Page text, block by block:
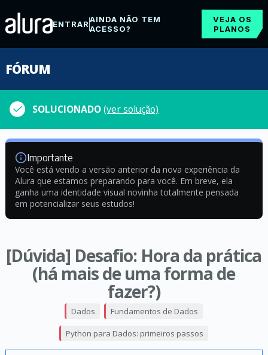
ENTRARAINDA NÃO TEM
ACESSO?
VEJA OS
PLANOS
FÓRUM
SOLUCIONADO(ver solução)
Importante
Você está vendo a versão anterior da nova experiência da
Alura que estamos preparando para você. Em breve, ela
ganha uma identidade visual novinha totalmente pensada
em potencializar seus estudos!
[Dúvida] Desafio: Hora da prática
(há mais de uma forma de
fazer?)
Dados Fundamentos de Dados
Python para Dados: primeiros passos